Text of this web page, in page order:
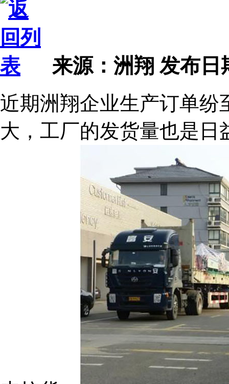
来源：洲翔发布日
近期洲翔企业生产订单纷
大，工厂的发货量也是